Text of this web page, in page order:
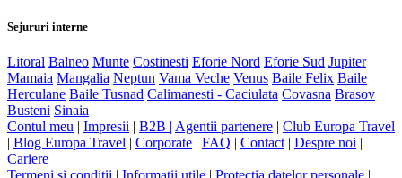
Sejururi interne
Litoral Balneo Munte Costinesti Eforie Nord Eforie Sud Jupiter
Mamaia Mangalia Neptun Vama Veche Venus Baile Felix Baile
Herculane Baile Tusnad Calimanesti - Caciulata Covasna Brasov
Busteni Sinaia
Contul meu | Impresii | B2B | Agentii partenere | Club Europa Travel
| Blog Europa Travel | Corporate | FAQ | Contact | Despre noi |
Cariere